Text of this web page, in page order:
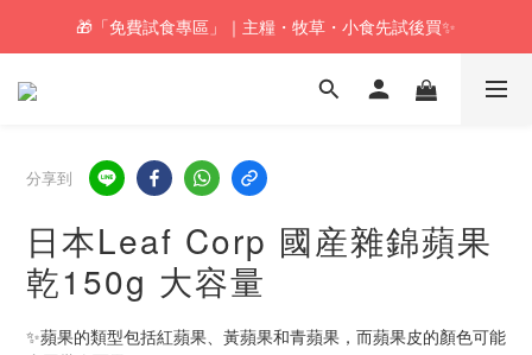
🚚訂單折實$350以上即可享本地包郵📦
🎁「免費試食專區」｜主糧・牧草・小食先試後買✨
🚚訂單折實$350以上即可享本地包郵📦
分享到
日本Leaf Corp 國産雜錦蘋果
乾150g 大容量
✨蘋果的類型包括紅蘋果、黃蘋果和青蘋果，而蘋果皮的顏色可能